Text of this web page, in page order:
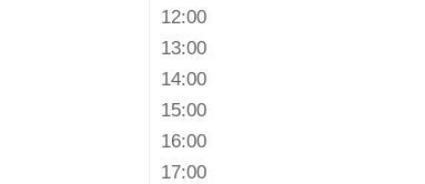
12:00
13:00
14:00
15:00
16:00
17:00